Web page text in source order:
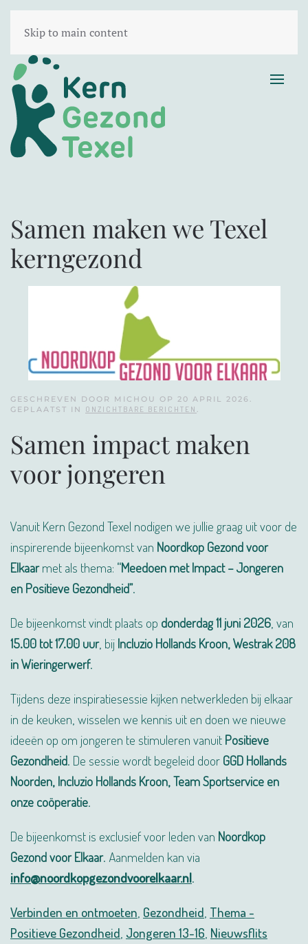
Skip to main content
Samen maken we Texel
kerngezond
GESCHREVEN DOOR MICHOU OP 20 APRIL 2026 .
GEPLAATST IN ONZICHTBARE BERICHTEN .
Samen impact maken
voor jongeren
Vanuit Kern Gezond Texel nodigen we jullie graag uit voor de
inspirerende bijeenkomst van Noordkop Gezond voor
Elkaarmet als thema: “Meedoen met Impact – Jongeren
en Positieve Gezondheid”.
De bijeenkomst vindt plaats op donderdag 11 juni 2026 , van
15.00 tot 17.00 uur, bij Incluzio Hollands Kroon, Westrak 208
in Wieringerwerf.
Tijdens deze inspiratiesessie kijken netwerkleden bij elkaar
in de keuken, wisselen we kennis uit en doen we nieuwe
ideeën op om jongeren te stimuleren vanuit Positieve
Gezondheid. De sessie wordt begeleid door GGD Hollands
Noorden, Incluzio Hollands Kroon,Team Sportservice en
onze coöperatie.
De bijeenkomst is exclusief voor leden van Noordkop
Gezond voor Elkaar. Aanmelden kan via
info@noordkopgezondvoorelkaar.nl.
Verbinden en ontmoeten Gezondheid Thema -
Positieve Gezondheid Jongeren 13-16 Nieuwsflits